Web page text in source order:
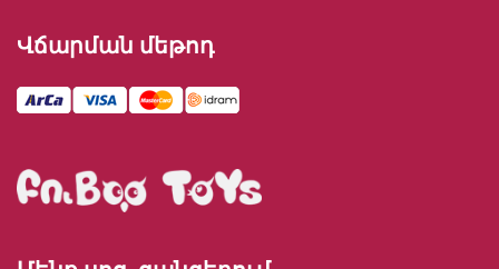
Վճարման մեթոդ